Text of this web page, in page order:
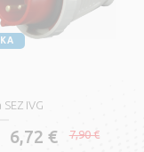
SEZ IVG
6,72 € 7,90 €